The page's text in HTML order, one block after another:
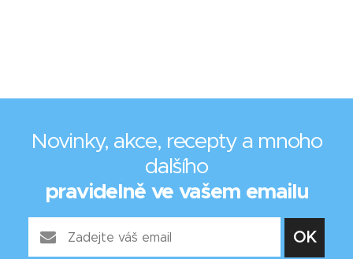
Novinky, akce, recepty a mnoho
dalšího
pravidelně ve vašem emailu